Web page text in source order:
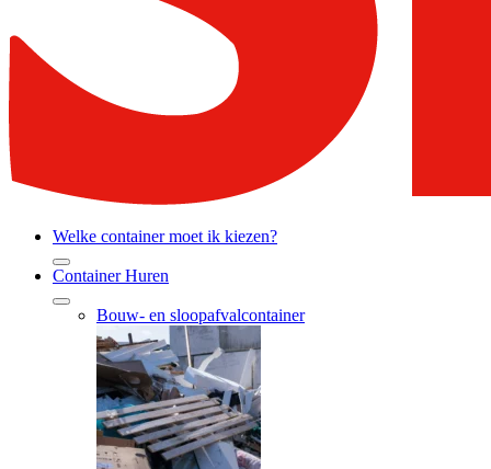
Welke container moet ik kiezen?
Container Huren
Bouw- en sloopafvalcontainer